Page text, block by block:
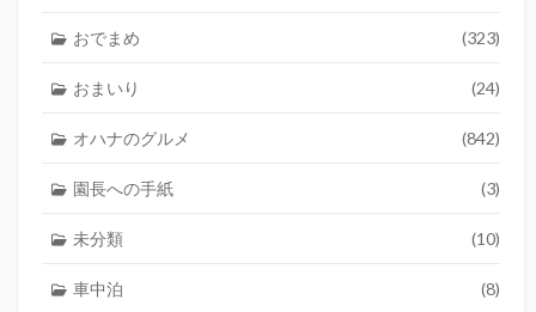
おでまめ (323)
おまいり (24)
オハナのグルメ (842)
園長への手紙 (3)
未分類 (10)
車中泊 (8)